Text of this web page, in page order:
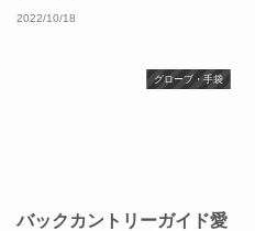
2022/10/18
グローブ・手袋
バックカントリーガイド愛